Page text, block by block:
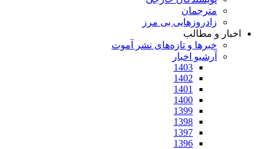
مترجمان
زادروزهایی بی مرز
اخبار و مطالب
خبرها و تازه‌های نشر آموت
آرشیو اخبار
1403
1402
1401
1400
1399
1398
1397
1396